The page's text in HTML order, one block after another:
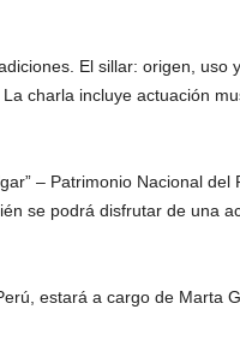
El sillar: origen, uso
charla incluye actuación
– Patrimonio Nacional del
se podrá disfrutar de una
estará a cargo de Marta